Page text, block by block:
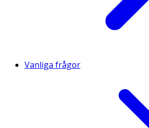
Vanliga frågor